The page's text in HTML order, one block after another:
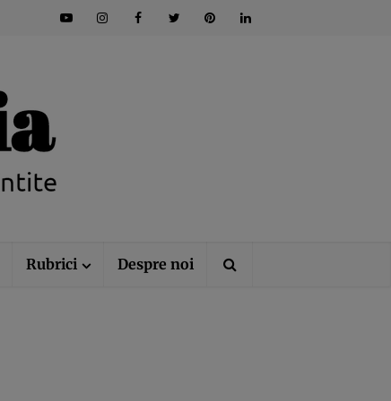
Rubrici Despre noi